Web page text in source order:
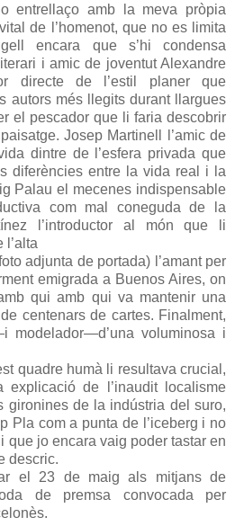
entrellaço amb la meva pròpia
de l’homenot, que no es limita
encara que s’hi condensa
i amic de joventut Alexandre
directe de l’estil planer que
autors més llegits durant llargues
el pescador que li faria descobrir
Josep Martinell l’amic de
dintre de l’esfera privada que
diferències entre la vida real i la
Palau el mecenes indispensable
com mal coneguda de la
l’introductor al món que li
l’alta
adjunta de portada) l’amant per
emigrada a Buenos Aires, on
qui amb qui va mantenir una
centenars de cartes. Finalment,
modelador—d’una voluminosa i
quadre humà li resultava crucial,
de l’inaudit localisme
gironines de la indústria del suro,
Pla com a punta de l’iceberg i no
que jo encara vaig poder tastar en
descric.
el 23 de maig als mitjans de
de premsa convocada per